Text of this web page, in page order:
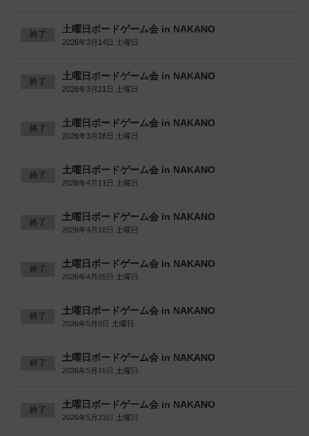
終了 土曜日ボードゲーム会 in NAKANO
2026年3月14日 土曜日
終了 土曜日ボードゲーム会 in NAKANO
2026年3月21日 土曜日
終了 土曜日ボードゲーム会 in NAKANO
2026年3月28日 土曜日
終了 土曜日ボードゲーム会 in NAKANO
2026年4月11日 土曜日
終了 土曜日ボードゲーム会 in NAKANO
2026年4月18日 土曜日
終了 土曜日ボードゲーム会 in NAKANO
2026年4月25日 土曜日
終了 土曜日ボードゲーム会 in NAKANO
2026年5月9日 土曜日
終了 土曜日ボードゲーム会 in NAKANO
2026年5月16日 土曜日
終了 土曜日ボードゲーム会 in NAKANO
2026年5月23日 土曜日